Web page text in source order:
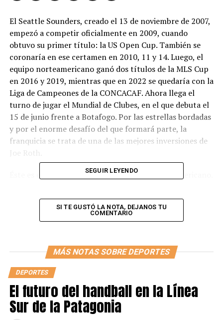
El Seattle Sounders, creado el 13 de noviembre de 2007,
empezó a competir oficialmente en 2009, cuando
obtuvo su primer título: la US Open Cup. También se
coronaría en ese certamen en 2010, 11 y 14. Luego, el
equipo norteamericano ganó dos títulos de la MLS Cup
en 2016 y 2019, mientras que en 2022 se quedaría con la
Liga de Campeones de la CONCACAF. Ahora llega el
turno de jugar el Mundial de Clubes, en el que debuta el
15 de junio frente a Botafogo. Por las estrellas bordadas
y por el enorme desafío del que formará parte, la
franquicia se trata de una de las mejores inversiones de
Éste es el dueño mayoritario del equipo norteamericano.
de comunicación de Boston. Estuvo casado con Donna
Arkoff por 24 años, desde 1980 hasta 2004. Tuvo 3 hijos.
Inicialmente tuvo la oportunidad de actuar en dos
Carcajadas (1977). Desde 1989 y hasta 1992 fue en el
presidente de la famosa y prestigiosa 20th Century Fox,
con la que creó muchísimos éxitos globales como “Mi
pobre Angelito”, “Duro de matar 2”, “Los blancos no
saben matar” y “El exorcista 3”.
En 1992, fundó Caravan Pictures, empresa en la que
SEGUIR LEYENDO
SI TE GUSTÓ LA NOTA, DEJANOS TU
COMENTARIO
MÁS NOTAS SOBRE DEPORTES
DEPORTES
El futuro del handball en la Línea
Sur de la Patagonia